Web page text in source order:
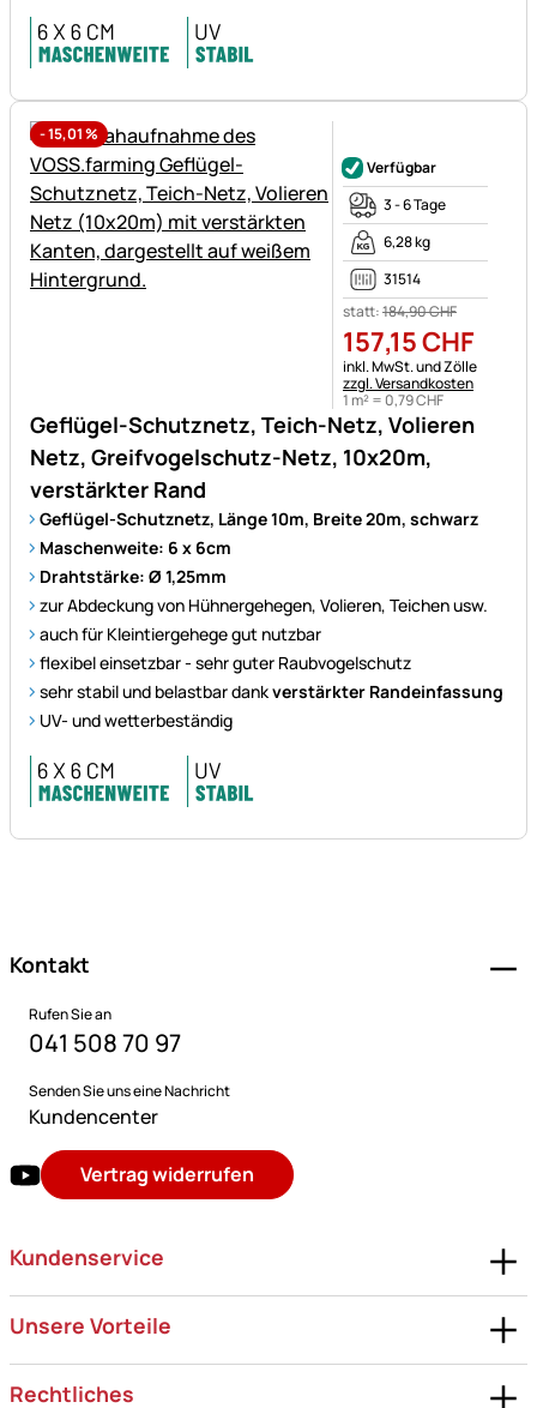
-15,01%
Geflügel-Schutznetz, Teich-Netz, Volieren
Netz, Greifvogelschutz-Netz, 10x20m,
verstärkter Rand
Geflügel-Schutznetz, Länge 10m, Breite 20m, schwarz
Maschenweite: 6 x 6cm
Drahtstärke: Ø 1,25mm
zur Abdeckung von Hühnergehegen, Volieren, Teichen usw.
auch für Kleintiergehege gut nutzbar
flexibel einsetzbar - sehr guter Raubvogelschutz
sehr stabil und belastbar dankverstärkter Randeinfassung
UV- und wetterbeständig
Verfügbar
3 - 6 Tage
6,28 kg
31514
statt:184,90CHF
157,15CHF
Steuerhinweis:
inkl. MwSt. und Zölle
zzgl. Versandkosten
1 m² = 0,79CHF
Kontakt
Rufen Sie an
041 508 70 97
Senden Sie uns eine Nachricht
Kundencenter
Vertrag widerrufen
Kundenservice
Unsere Vorteile
Rechtliches